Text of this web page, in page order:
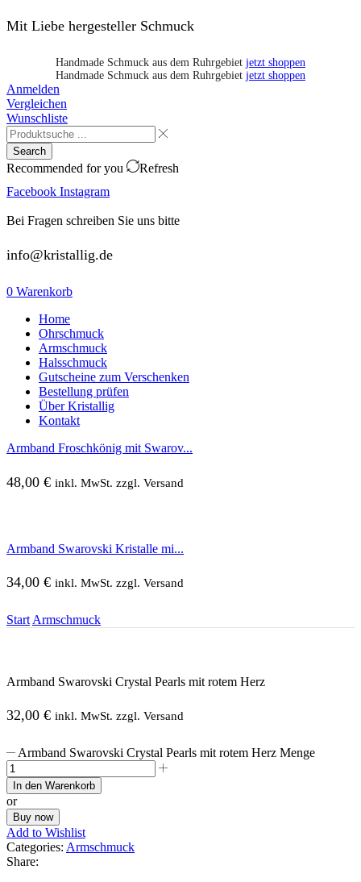
Mit Liebe hergesteller Schmuck
Handmade Schmuck aus dem Ruhrgebiet jetzt shoppen
Handmade Schmuck aus dem Ruhrgebiet jetzt shoppen
Anmelden
Vergleichen
Wunschliste
Search
Recommended for you
Refresh
Facebook Instagram
Bei Fragen schreiben Sie uns bitte
info@kristallig.de
0 Warenkorb
Home
Ohrschmuck
Armschmuck
Halsschmuck
Gutscheine zum Verschenken
Bestellung prüfen
Über Kristallig
Kontakt
Armband Froschkönig mit Swarov...
48,00 € inkl. MwSt. zzgl. Versand
Armband Swarovski Kristalle mi...
34,00 € inkl. MwSt. zzgl. Versand
Start Armschmuck
Armband Swarovski Crystal Pearls mit rotem Herz
32,00 € inkl. MwSt. zzgl. Versand
Armband Swarovski Crystal Pearls mit rotem Herz Menge
In den Warenkorb
or
Buy now
Add to Wishlist
Categories: Armschmuck
Share: